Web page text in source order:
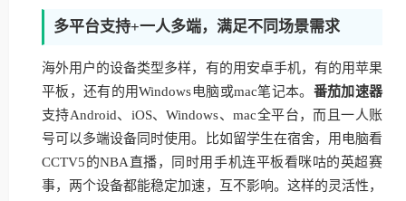
多平台支持+一人多端，满足不同场景需求
海外用户的设备类型多样，有的用安卓手机，有的用苹果
平板，还有的用Windows电脑或mac笔记本。 番茄加速器
支持Android、iOS、Windows、mac全平台，而且一人账
号可以多端设备同时使用。比如留学生在宿舍，用电脑看
CCTV5的NBA直播，同时用手机连平板看咪咕的英超赛
事，两个设备都能稳定加速，互不影响。这样的灵活性，